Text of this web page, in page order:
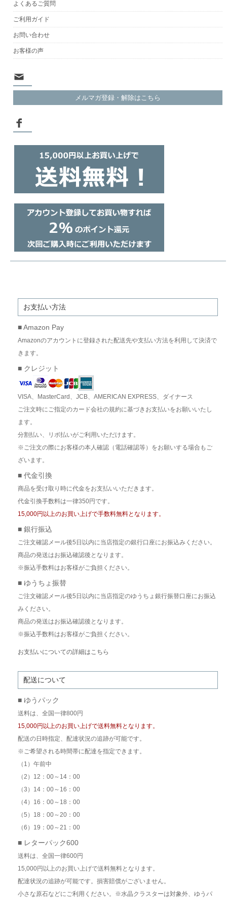
よくあるご質問
ご利用ガイド
お問い合わせ
お客様の声
メルマガ登録・解除はこちら
お支払い方法
■ Amazon Pay
Amazonのアカウントに登録された配送先や支払い方法を利用して決済で
きます。
■ クレジット
VISA、MasterCard、JCB、AMERICAN EXPRESS、ダイナース
ご注文時にご指定のカード会社の規約に基づきお支払いをお願いいたし
ます。
分割払い、リボ払いがご利用いただけます。
※ご注文の際にお客様の本人確認（電話確認等）をお願いする場合もご
ざいます。
■ 代金引換
商品を受け取り時に代金をお支払いいただきます。
代金引換手数料は一律350円です。
15,000円以上のお買い上げで手数料無料となります。
■ 銀行振込
ご注文確認メール後5日以内に当店指定の銀行口座にお振込みください。
商品の発送はお振込確認後となります。
※振込手数料はお客様がご負担ください。
■ ゆうちょ振替
ご注文確認メール後5日以内に当店指定のゆうちょ銀行振替口座にお振込
みください。
商品の発送はお振込確認後となります。
※振込手数料はお客様がご負担ください。
お支払いについての詳細はこちら
配送について
■ ゆうパック
送料は、全国一律800円
15,000円以上のお買い上げで送料無料となります。
配送の日時指定、配達状況の追跡が可能です。
※ご希望される時間帯に配達を指定できます。
（1）午前中
（2）12：00～14：00
（3）14：00～16：00
（4）16：00～18：00
（5）18：00～20：00
（6）19：00～21：00
■ レターパック600
送料は、全国一律600円
15,000円以上のお買い上げで送料無料となります。
配達状況の追跡が可能です。損害賠償がございません。
小さな原石などにご利用ください。※水晶クラスターは対象外、ゆうパ